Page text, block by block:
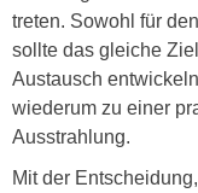
treten. Sowohl für
sollte das gleiche
Austausch
wiederum zu einer
Ausstrahlung.
Mit der